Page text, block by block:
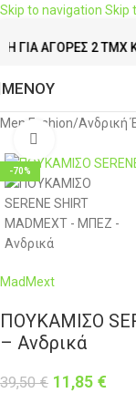
Skip to navigation Skip
ΑΓΟΡΈΣ 2 ΤΜΧ ΚΑΙ
ΜΕΝΟΥ
Men Fashion/Ανδρική
-70%
MadMext
ΠΟΥΚΑΜΙΣΟ
– Ανδρικά
39,50€ 11,85 €